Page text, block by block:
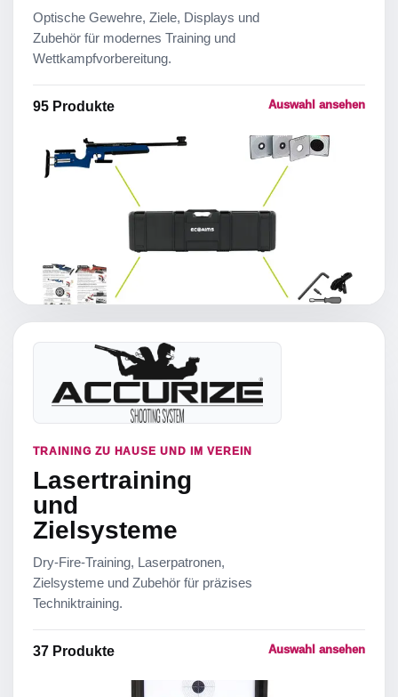
Optische Gewehre, Ziele, Displays und
Zubehör für modernes Training und
Wettkampfvorbereitung.
95 Produkte Auswahl ansehen
TRAINING ZU HAUSE UND IM VEREIN
Lasertraining
und
Zielsysteme
Dry-Fire-Training, Laserpatronen,
Zielsysteme und Zubehör für präzises
Techniktraining.
37 Produkte Auswahl ansehen